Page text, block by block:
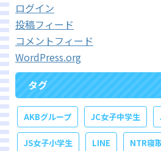
ログイン
投稿フィード
コメントフィード
WordPress.org
タグ
AKBグループ JC女子中学生
JS女子小学生 LINE NTR寝